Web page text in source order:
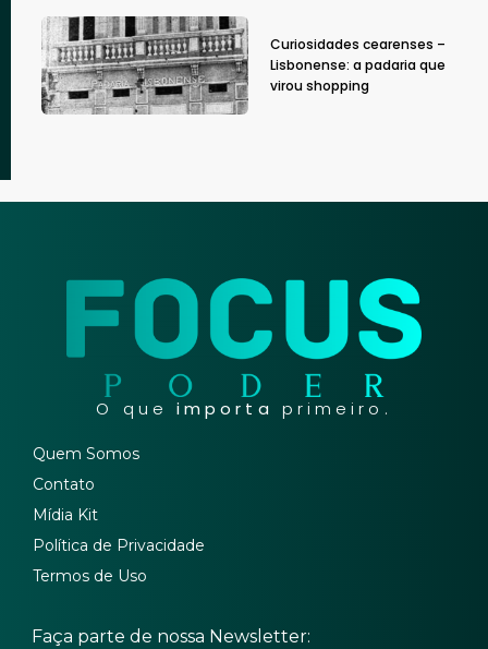
Curiosidades cearenses –
Lisbonense: a padaria que
virou shopping
O que importa primeiro.
Quem Somos
Contato
Mídia Kit
Política de Privacidade
Termos de Uso
Faça parte de nossa Newsletter: